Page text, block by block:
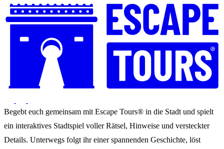
Begebt euch gemeinsam mit Escape Tours® in die Stadt und spielt
ein interaktives Stadtspiel voller Rätsel, Hinweise und versteckter
Details. Unterwegs folgt ihr einer spannenden Geschichte, löst